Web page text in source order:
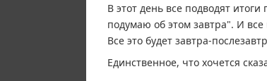
В этот день все подводят
подумаю об этом завтра". И
Все это будет завтра-
Единственное, что хочется